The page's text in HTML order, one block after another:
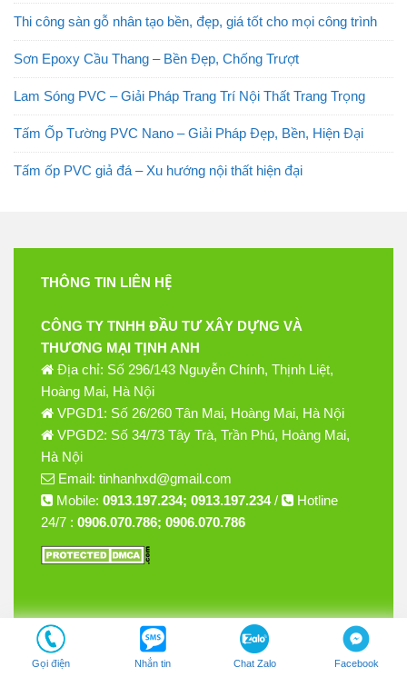
Thi công sàn gỗ nhân tạo bền, đẹp, giá tốt cho mọi công trình
Sơn Epoxy Cầu Thang – Bền Đẹp, Chống Trượt
Lam Sóng PVC – Giải Pháp Trang Trí Nội Thất Trang Trọng
Tấm Ốp Tường PVC Nano – Giải Pháp Đẹp, Bền, Hiện Đại
Tấm ốp PVC giả đá – Xu hướng nội thất hiện đại
THÔNG TIN LIÊN HỆ
CÔNG TY TNHH ĐẦU TƯ XÂY DỰNG VÀ
THƯƠNG MẠI TỊNH ANH
Địa chỉ: Số 296/143 Nguyễn Chính, Thịnh Liệt,
Hoàng Mai, Hà Nội
VPGD1: Số 26/260 Tân Mai, Hoàng Mai, Hà Nội
VPGD2: Số 34/73 Tây Trà, Trần Phú, Hoàng Mai,
Hà Nội
Email: tinhanhxd@gmail.com
Mobile: 0913.197.234; 0913.197.234/
Hotline
24/7 : 0906.070.786; 0906.070.786
Gọi điện Nhắn tin Chat Zalo Facebook